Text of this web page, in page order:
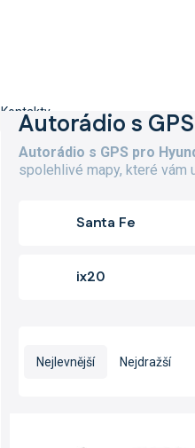
Kontakty
Autorádio s
Autorádio s GPS pro
spolehlivé mapy, které vám
Santa Fe
ix20
Nejlevnější Nejdražší